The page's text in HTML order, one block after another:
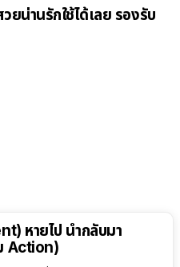
น่านรักใช้ได้เลย รองรับ
หายไป นำกลับมา
Action)